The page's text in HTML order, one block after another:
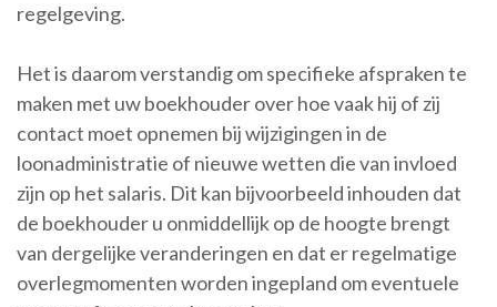
regelgeving.
Het is daarom verstandig om specifieke afspraken te
maken met uw boekhouder over hoe vaak hij of zij
contact moet opnemen bij wijzigingen in de
loonadministratie of nieuwe wetten die van invloed
zijn op het salaris. Dit kan bijvoorbeeld inhouden dat
de boekhouder u onmiddellijk op de hoogte brengt
van dergelijke veranderingen en dat er regelmatige
overlegmomenten worden ingepland om eventuele